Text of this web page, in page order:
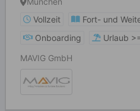
Vollzeit
Fort- und
Onboarding
Urlaub
MAVIG GmbH